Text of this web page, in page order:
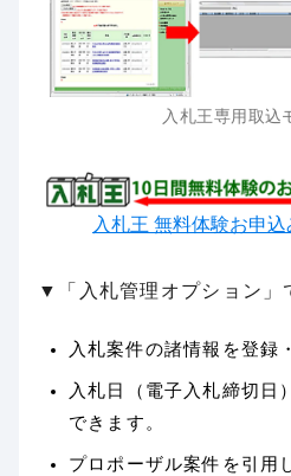
入札王専用取込
入札王 無料体験お申込
▼「入札管理オプション」
入札案件の諸情報を登録
入札日（電子入札締切日
できます。
プロポーザル案件を引用